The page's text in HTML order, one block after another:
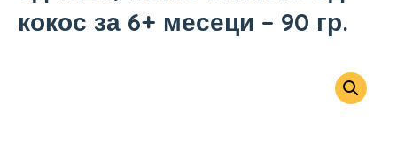
кокос за 6+ месеци – 90 гр.